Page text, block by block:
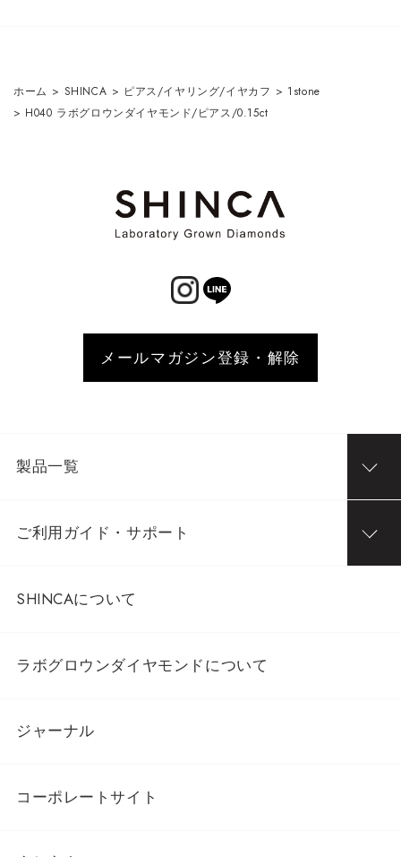
ホーム > SHINCA > ピアス/イヤリング/イヤカフ > 1stone
> H040 ラボグロウンダイヤモンド/ピアス/0.15ct
メールマガジン登録・解除
製品一覧
ご利用ガイド・サポート
SHINCAについて
ラボグロウンダイヤモンドについて
ジャーナル
コーポレートサイト